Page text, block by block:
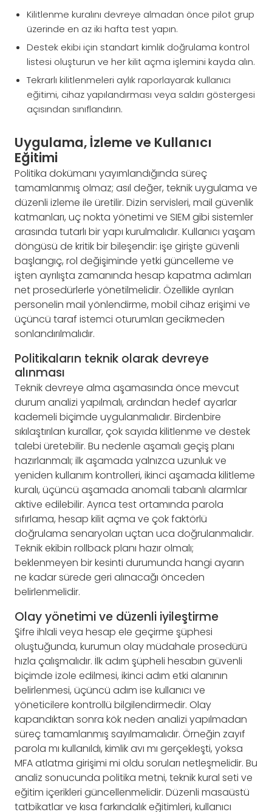
Kilitlenme kuralını devreye almadan önce pilot grup
üzerinde en az iki hafta test yapın.
Destek ekibi için standart kimlik doğrulama kontrol
listesi oluşturun ve her kilit açma işlemini kayda alın.
Tekrarlı kilitlenmeleri aylık raporlayarak kullanıcı
eğitimi, cihaz yapılandırması veya saldırı göstergesi
açısından sınıflandırın.
Uygulama, İzleme ve Kullanıcı
Eğitimi
Politika dokümanı yayımlandığında süreç
tamamlanmış olmaz; asıl değer, teknik uygulama ve
düzenli izleme ile üretilir. Dizin servisleri, mail güvenlik
katmanları, uç nokta yönetimi ve SIEM gibi sistemler
arasında tutarlı bir yapı kurulmalıdır. Kullanıcı yaşam
döngüsü de kritik bir bileşendir: işe girişte güvenli
başlangıç, rol değişiminde yetki güncelleme ve
işten ayrılışta zamanında hesap kapatma adımları
net prosedürlerle yönetilmelidir. Özellikle ayrılan
personelin mail yönlendirme, mobil cihaz erişimi ve
üçüncü taraf istemci oturumları gecikmeden
sonlandırılmalıdır.
Politikaların teknik olarak devreye
alınması
Teknik devreye alma aşamasında önce mevcut
durum analizi yapılmalı, ardından hedef ayarlar
kademeli biçimde uygulanmalıdır. Birdenbire
sıkılaştırılan kurallar, çok sayıda kilitlenme ve destek
talebi üretebilir. Bu nedenle aşamalı geçiş planı
hazırlanmalı; ilk aşamada yalnızca uzunluk ve
yeniden kullanım kontrolleri, ikinci aşamada kilitleme
kuralı, üçüncü aşamada anomali tabanlı alarmlar
aktive edilebilir. Ayrıca test ortamında parola
sıfırlama, hesap kilit açma ve çok faktörlü
doğrulama senaryoları uçtan uca doğrulanmalıdır.
Teknik ekibin rollback planı hazır olmalı;
beklenmeyen bir kesinti durumunda hangi ayarın
ne kadar sürede geri alınacağı önceden
belirlenmelidir.
Olay yönetimi ve düzenli iyileştirme
Şifre ihlali veya hesap ele geçirme şüphesi
oluştuğunda, kurumun olay müdahale prosedürü
hızla çalışmalıdır. İlk adım şüpheli hesabın güvenli
biçimde izole edilmesi, ikinci adım etki alanının
belirlenmesi, üçüncü adım ise kullanıcı ve
yöneticilere kontrollü bilgilendirmedir. Olay
kapandıktan sonra kök neden analizi yapılmadan
süreç tamamlanmış sayılmamalıdır. Örneğin zayıf
parola mı kullanıldı, kimlik avı mı gerçekleşti, yoksa
MFA atlatma girişimi mi oldu soruları netleşmelidir. Bu
analiz sonucunda politika metni, teknik kural seti ve
eğitim içerikleri güncellenmelidir. Düzenli masaüstü
tatbikatlar ve kısa farkındalık eğitimleri, kullanıcı